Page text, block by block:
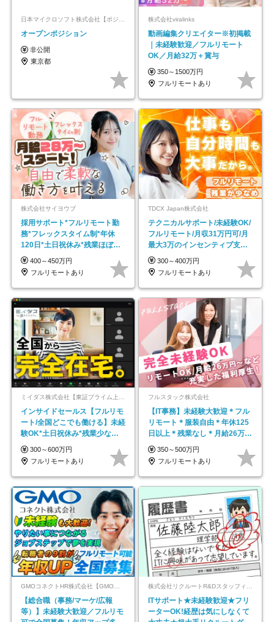
日本マイクロソフト株式会社【ポジションマッチ登録】
オープンポジション
非公開
東京都
株式会社viralinks
動画編集クリエイター※初掲載
｜未経験歓迎／フルリモート
OK／月給32万＋賞与
350～1500万円
フルリモートあり
株式会社サイヨウブ
採用サポート*フルリモート勤
務*フレックスタイム制*年休
120日*土日祝休み*残業ほぼな
し*育児中社員8割以上
400～450万円
フルリモートあり
TDCX Japan株式会社
テクニカルサポート/未経験OK/
フルリモート/月収31万円可/月
最大3万のインセンティブ支給/
平均年齢33歳
300～400万円
フルリモートあり
ミイダス株式会社【東証プライム上場パーソルグループ】
インサイドセールス【フルリモ
ート/全国どこでも働ける】未経
験OK*土日祝休み*残業少なめ*
在宅勤務手当あり
300～600万円
フルリモートあり
フルスタック株式会社
【IT事務】未経験大歓迎＊フル
リモート＊服装自由＊年休125
日以上＊残業なし＊月給26万円
以上
350～500万円
フルリモートあり
GMOコネクトHR株式会社【GMOインターネットグループ】
【総合職（事務/マーケ/広報
等）】未経験大歓迎／フルリモ
ITサポート★未経験歓迎★フリ
ーターOK!経歴は気にしなくて